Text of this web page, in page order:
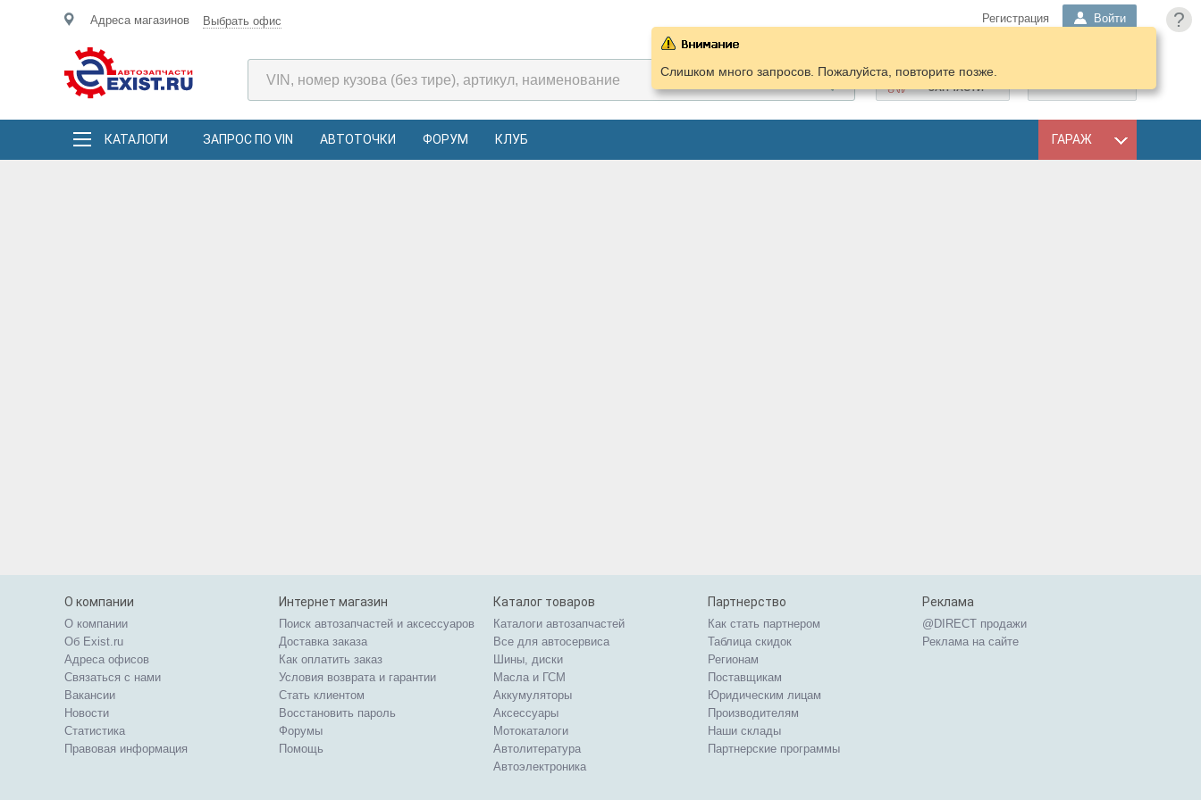
?
Адреса магазинов Выбрать офис Регистрация Войти
ПОДОБРАТЬ
ЗАПЧАСТИ
КАТАЛОГИ ЗАПРОС ПО VIN АВТОТОЧКИ ФОРУМ КЛУБ ГАРАЖ
Слишком много запросов. Пожалуйста, повторите позже.
О компании
О компании
Об Exist.ru
Адреса офисов
Связаться с нами
Вакансии
Новости
Статистика
Правовая информация
Интернет магазин
Поиск автозапчастей и аксессуаров
Доставка заказа
Как оплатить заказ
Условия возврата и гарантии
Стать клиентом
Восстановить пароль
Форумы
Помощь
Каталог товаров
Каталоги автозапчастей
Все для автосервиса
Шины, диски
Масла и ГСМ
Аккумуляторы
Аксессуары
Мотокаталоги
Автолитература
Автоэлектроника
Партнерство
Как стать партнером
Таблица скидок
Регионам
Поставщикам
Юридическим лицам
Производителям
Наши склады
Партнерские программы
Реклама
@DIRECT продажи
Реклама на сайте